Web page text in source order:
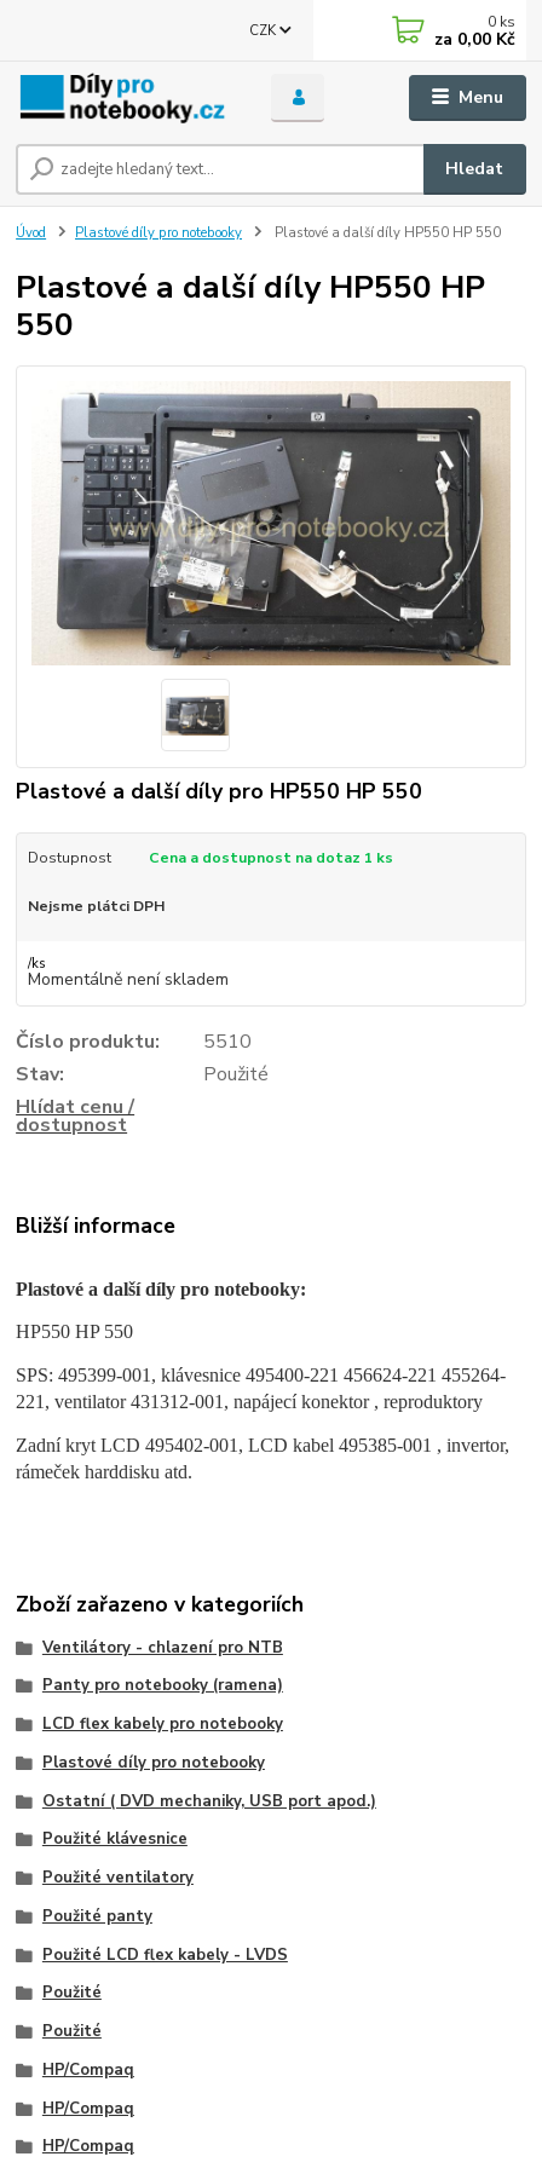
Menu
CZK
Hledat
0 ks
za 0,00 Kč
Úvod Plastové díly pro notebooky Plastové a další díly HP550 HP 550
Plastové a další díly HP550 HP
550
Plastové a další díly pro HP550 HP 550
Dostupnost Cena a dostupnost na dotaz 1 ks
Nejsme plátci DPH
/ks
Momentálně není skladem
Číslo produktu:
5510
Stav:
Použité
Hlídat cenu /
dostupnost
Bližší informace
Plastové a další díly pro notebooky:
HP550 HP 550
SPS: 495399-001, klávesnice 495400-221 456624-221 455264-
221, ventilator 431312-001, napájecí konektor , reproduktory
Zadní kryt LCD 495402-001, LCD kabel 495385-001 , invertor,
rámeček harddisku atd.
Zboží zařazeno v kategoriích
Ventilátory - chlazení pro NTB
Panty pro notebooky (ramena)
LCD flex kabely pro notebooky
Plastové díly pro notebooky
Ostatní ( DVD mechaniky, USB port apod.)
Použité klávesnice
Použité ventilatory
Použité panty
Použité LCD flex kabely - LVDS
Použité
Použité
HP/Compaq
HP/Compaq
HP/Compaq